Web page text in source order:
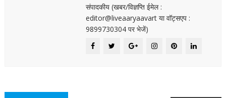
संपादकीय (खबर/विज्ञप्ति ईमेल :
editor@liveaaryaavart या वॉट्सएप :
9899730304 पर भेजें)